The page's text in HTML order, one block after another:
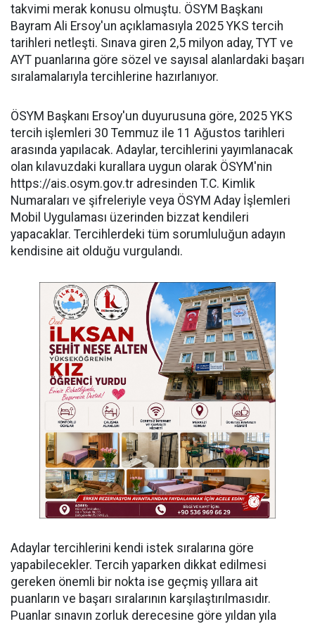
takvimi merak konusu olmuştu. ÖSYM Başkanı
Bayram Ali Ersoy'un açıklamasıyla 2025 YKS tercih
tarihleri netleşti. Sınava giren 2,5 milyon aday, TYT ve
AYT puanlarına göre sözel ve sayısal alanlardaki başarı
sıralamalarıyla tercihlerine hazırlanıyor.
ÖSYM Başkanı Ersoy'un duyurusuna göre, 2025 YKS
tercih işlemleri 30 Temmuz ile 11 Ağustos tarihleri
arasında yapılacak. Adaylar, tercihlerini yayımlanacak
olan kılavuzdaki kurallara uygun olarak ÖSYM'nin
https://ais.osym.gov.tr adresinden T.C. Kimlik
Numaraları ve şifreleriyle veya ÖSYM Aday İşlemleri
Mobil Uygulaması üzerinden bizzat kendileri
yapacaklar. Tercihlerdeki tüm sorumluluğun adayın
kendisine ait olduğu vurgulandı.
Adaylar tercihlerini kendi istek sıralarına göre
yapabilecekler. Tercih yaparken dikkat edilmesi
gereken önemli bir nokta ise geçmiş yıllara ait
puanların ve başarı sıralarının karşılaştırılmasıdır.
Puanlar sınavın zorluk derecesine göre yıldan yıla